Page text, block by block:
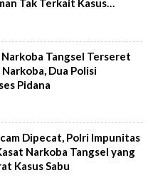
Tak Terkait Kasus
Narkoba Tangsel Terseret
Narkoba, Dua Polisi
Pidana
Dipecat, Polri Impunitas
Narkoba Tangsel yang
Kasus Sabu